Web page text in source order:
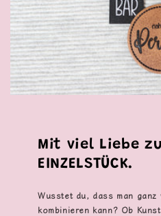
Mit viel Liebe
EINZELSTÜCK.
Wusstet du, dass man ganz
kombinieren kann? Ob